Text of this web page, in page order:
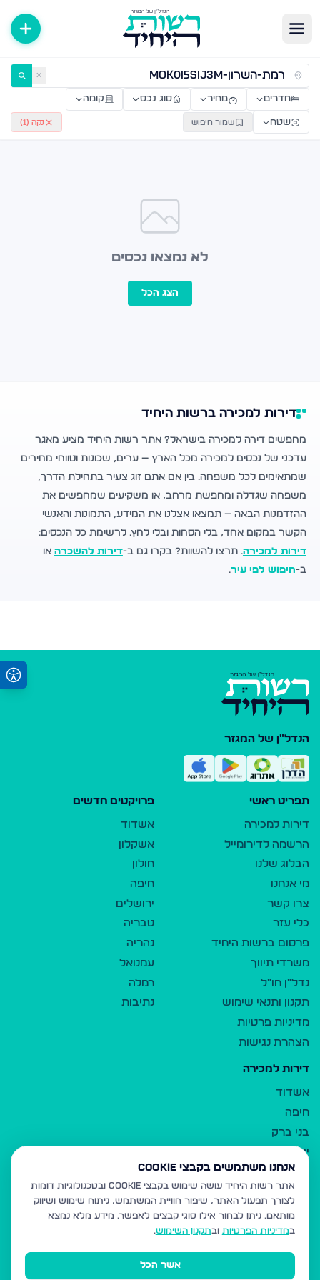
דירות למכירה ולהשכרה — רשות היחיד ✕
חדרים מחיר סוג נכס קומה
שטח שמור חיפוש נקה ( 1
)
לא נמצאו נכסים
הצג הכל
דירות למכירה ברשות היחיד
מחפשים דירה למכירה בישראל? אתר רשות היחיד מציע מאגר
עדכני של נכסים למכירה מכל הארץ — ערים, שכונות וטווחי מחירים
שמתאימים לכל משפחה. בין אם אתם זוג צעיר בתחילת הדרך,
משפחה שגדלה ומחפשת מרחב, או משקיעים שמחפשים את
ההזדמנות הבאה — תמצאו אצלנו את המידע, התמונות והאנשי
הקשר במקום אחד, בלי הסחות ובלי לחץ. לרשימת כל הנכסים:
דירות למכירה. תרצו להשוות? בקרו גם ב-דירות להשכרה או
ב-חיפוש לפי עיר.
הנדל"ן של המגזר
תפריט ראשי
דירות למכירה
הרשמה לדירומייל
הבלוג שלנו
מי אנחנו
צרו קשר
כלי עזר
פרסום ברשות היחיד
משרדי תיווך
נדל"ן חו"ל
תקנון ותנאי שימוש
מדיניות פרטיות
הצהרת נגישות
פרויקטים חדשים
אשדוד
אשקלון
חולון
חיפה
ירושלים
טבריה
נהריה
עמנואל
רמלה
נתיבות
דירות למכירה
אשדוד
חיפה
בני ברק
ירושלים
אלעד
גבעת זאב
בית שמש
רכסים
מודיעין עילית
אנחנו משתמשים בקבצי Cookie
אתר רשות היחיד עושה שימוש בקבצי Cookie ובטכנולוגיות דומות
לצורך תפעול האתר, שיפור חוויית המשתמש, ניתוח שימוש ושיווק
מותאם. ניתן לבחור אילו סוגי קבצים לאפשר. מידע מלא נמצא
במדיניות הפרטיות ובתקנון השימוש.
אשר הכל